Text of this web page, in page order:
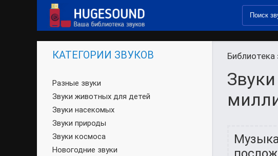
Библиотека
КАТЕГОРИИ ЗВУКОВ
Разные звуки
Звуки животных для детей
Звуки насекомых
Звуки природы
Звуки космоса
Новогодние звуки